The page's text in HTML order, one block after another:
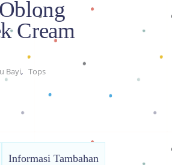
Cream
Bayi, Tops
Informasi Tambahan